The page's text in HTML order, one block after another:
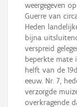
weergegeven
Guerre van
Heden
bijna
verspreid
beperkte mate
helft van de
eeuw. Nr. 7,
verzorgde
overkragende